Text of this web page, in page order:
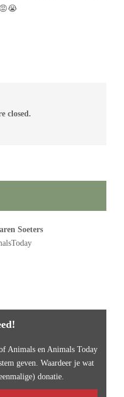
closed.
Soeters
Animals en Animals Today
geven. Waardeer je wat
donatie.